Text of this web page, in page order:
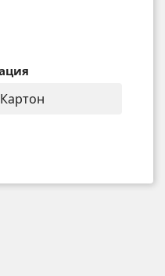
Картон